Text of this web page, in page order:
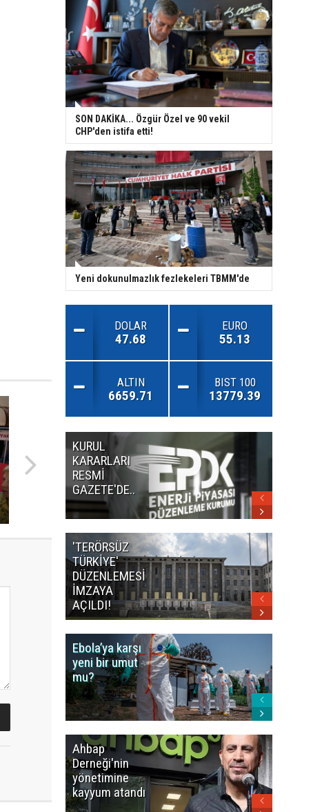
SON DAKİKA... Özgür Özel ve 90 vekil
CHP'den istifa etti!
Yeni dokunulmazlık fezlekeleri TBMM'de
DOLAR
47.68
EURO
55.13
ALTIN
6659.71
BIST 100
13779.39
KURUL
KARARLARI
RESMİ
GAZETE'DE..
'TERÖRSÜZ
TÜRKİYE'
DÜZENLEMESİ
İMZAYA
AÇILDI!
Ebola’ya karşı
yeni bir umut
mu?
Ahbap
Derneği'nin
yönetimine
kayyum atandı